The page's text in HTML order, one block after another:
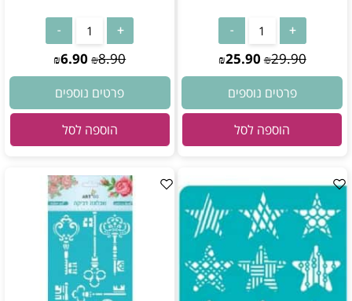
₪29.90
₪25.90
פרטים נוספים
הוספה לסל
₪8.90
₪6.90
פרטים נוספים
הוספה לסל